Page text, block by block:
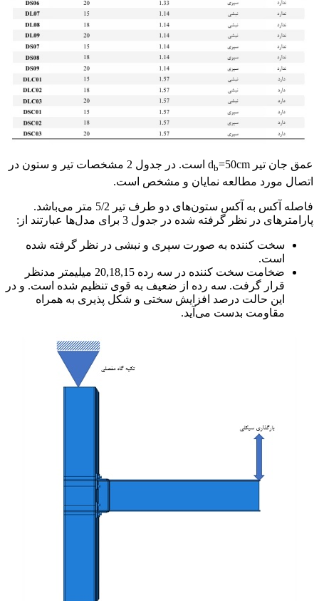
عمق جان تیر d b
=50cm است. در جدول 2 مشخصات تیر و ستون در
اتصال مورد مطالعه نمایان و مشخص است.
فاصله آکس به آکس ستون‌های دو طرف تیر 5/2 متر می‌باشد.
پارامترهای در نظر گرفته شده در جدول 3 برای مدل‌ها عبارتند از:
سخت کننده به صورت سپری و نبشی در نظر گرفته شده
است.
ضخامت سخت کننده در سه رده 20,18,15 میلیمتر مدنظر
قرار گرفت. سه رده از ضعیف به قوی تنظیم شده است. و در
این حالت درصد افزایش سختی و شکل پذیری به همراه
مقاومت بدست می‌آید.